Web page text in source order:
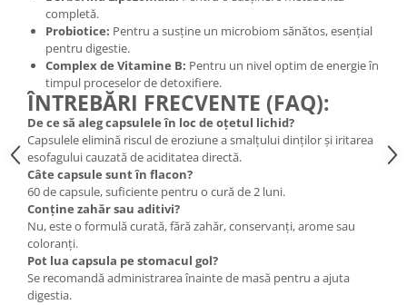
completă.
Probiotice: Pentru a susține un microbiom sănătos, esențial
pentru digestie.
Complex de Vitamine B: Pentru un nivel optim de energie în
timpul proceselor de detoxifiere.
ÎNTREBĂRI FRECVENTE (FAQ):
De ce să aleg capsulele în loc de oțetul lichid?
Capsulele elimină riscul de eroziune a smalțului dinților și iritarea
esofagului cauzată de aciditatea directă.
Câte capsule sunt în flacon?
60 de capsule, suficiente pentru o cură de 2 luni.
Conține zahăr sau aditivi?
Nu, este o formulă curată, fără zahăr, conservanți, arome sau
coloranți.
Pot lua capsula pe stomacul gol?
Se recomandă administrarea înainte de masă pentru a ajuta
digestia.